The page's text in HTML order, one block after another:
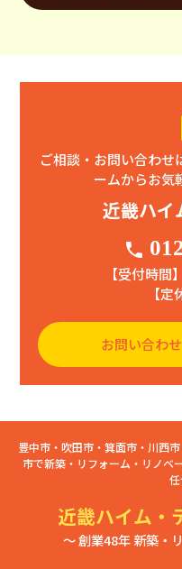
ご相談・お問い合わせ
ームからお気
近畿ハ
phone
【受付時
【
お問い合わ
豊中市・吹田市・箕面市・川西
市で新築・リフォーム・リノベ
任
近畿ハイム・
～ 創業48年 新築・